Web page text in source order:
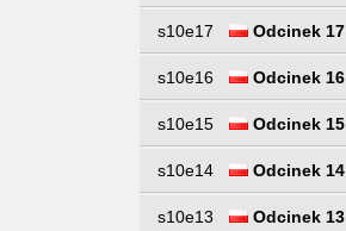
s10e17 Odcinek 17
s10e16 Odcinek 16
s10e15 Odcinek 15
s10e14 Odcinek 14
s10e13 Odcinek 13